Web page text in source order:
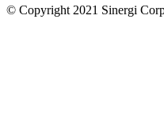
© Copyright 2021 Sinergi